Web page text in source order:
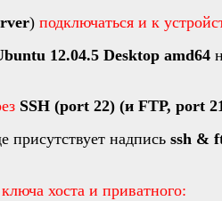
) подключаться и к
12.04.5 Desktop amd64
SSH (port 22) (и FTP, port
присутствует надпись ssh &
хоста и приватного: